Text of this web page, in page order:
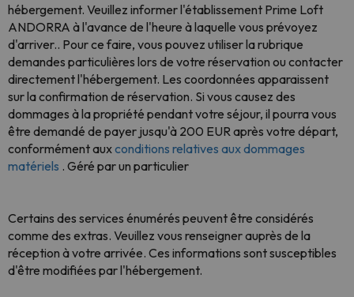
hébergement. Veuillez informer l'établissement Prime Loft
ANDORRA à l'avance de l'heure à laquelle vous prévoyez
d'arriver.. Pour ce faire, vous pouvez utiliser la rubrique
demandes particulières lors de votre réservation ou contacter
directement l'hébergement. Les coordonnées apparaissent
sur la confirmation de réservation. Si vous causez des
dommages à la propriété pendant votre séjour, il pourra vous
être demandé de payer jusqu'à 200 EUR après votre départ,
conformément auxconditions relatives aux dommages
matériels . Géré par un particulier
Certains des services énumérés peuvent être considérés
comme des extras. Veuillez vous renseigner auprès de la
réception à votre arrivée. Ces informations sont susceptibles
d'être modifiées par l'hébergement.